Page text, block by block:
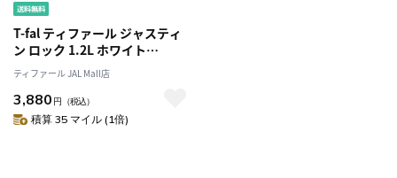
T-fal ティファール ジャスティ
ン ロック 1.2L ホワイト
KO5901JP
ティファール JAL Mall店
3,880 円 （税込）
積算 35 マイル (1倍)